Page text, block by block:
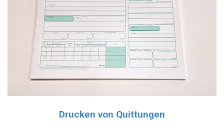
Drucken von Quittungen